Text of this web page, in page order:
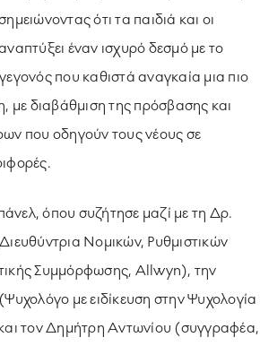
ότι τα παιδιά και οι
έναν ισχυρό δεσμό με το
που καθιστά αναγκαία μια πιο
με διαβάθμιση της πρόσβασης και
που οδηγούν τους νέους σε
όπου συζήτησε μαζί με τη Δρ.
Νομικών, Ρυθμιστικών
Συμμόρφωσης, Allwyn), την
με ειδίκευση στην Ψυχολογία
τον Δημήτρη Αντωνίου (συγγραφέα,